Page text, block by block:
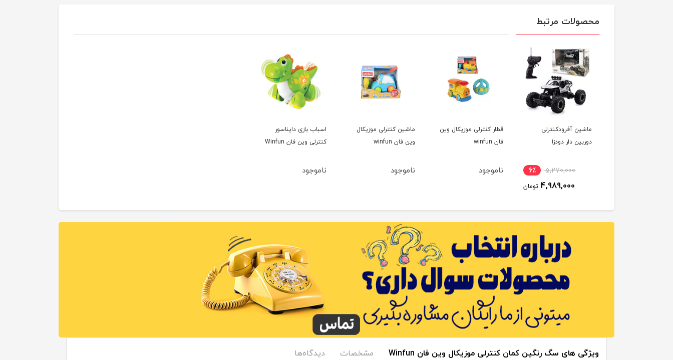
محصولات مرتبط
ماشین آفرودکنترلی
دوربین دار دودزا
5,270,000 6٪
4,989,000 تومان
قطار کنترلی موزیکال وین
فان winfun
ناموجود
ماشین کنترلی موزیکال
وین فان winfun
ناموجود
اسباب بازی دایناسور
کنترلی وین فان Winfun
ناموجود
ویژگی های سگ رنگین کمان کنترلی موزیکال وین فان Winfun مشخصات دیدگاه‌ها